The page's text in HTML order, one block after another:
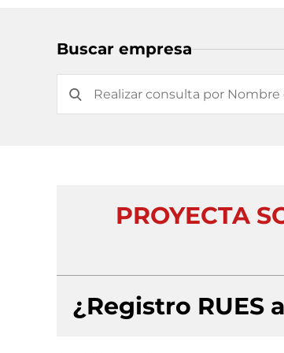
Buscar empresa
PROYECTA
¿Registro RUES